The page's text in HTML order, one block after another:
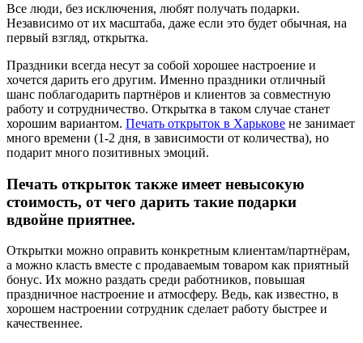
Все люди, без исключения, любят получать подарки.
Независимо от их масштаба, даже если это будет обычная, на
первый взгляд, открытка.
Праздники всегда несут за собой хорошее настроение и
хочется дарить его другим. Именно праздники отличный
шанс поблагодарить партнёров и клиентов за совместную
работу и сотрудничество. Открытка в таком случае станет
хорошим вариантом. Печать открыток в Харькове не занимает
много времени (1-2 дня, в зависимости от количества), но
подарит много позитивных эмоций.
Печать открыток также имеет невысокую
стоимость, от чего дарить такие подарки
вдвойне приятнее.
Открытки можно оправить конкретным клиентам/партнёрам,
а можно класть вместе с продаваемым товаром как приятный
бонус. Их можно раздать среди работников, повышая
праздничное настроение и атмосферу. Ведь, как известно, в
хорошем настроении сотрудник сделает работу быстрее и
качественнее.